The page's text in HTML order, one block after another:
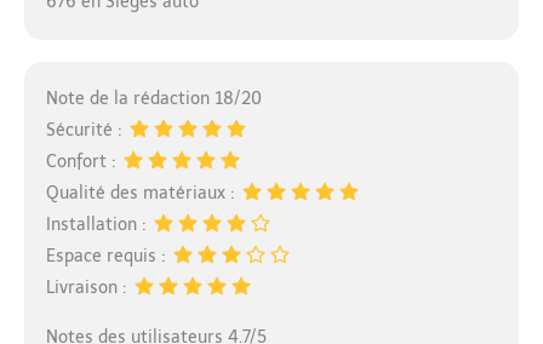
Note de la rédaction 18/20
Sécurité :
Confort :
Qualité des matériaux :
Installation :
Espace requis :
Livraison :
Notes des utilisateurs 4.7/5